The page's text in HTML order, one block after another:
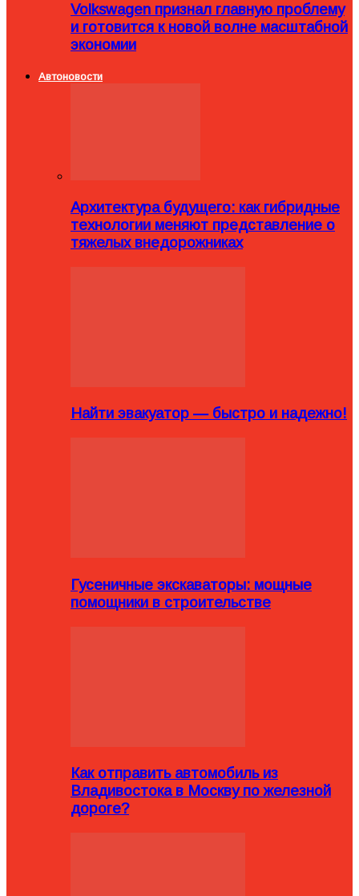
Volkswagen признал главную проблему
и готовится к новой волне масштабной
экономии
Автоновости
Архитектура будущего: как гибридные
технологии меняют представление о
тяжелых внедорожниках
Найти эвакуатор — быстро и надежно!
Гусеничные экскаваторы: мощные
помощники в строительстве
Как отправить автомобиль из
Владивостока в Москву по железной
дороге?